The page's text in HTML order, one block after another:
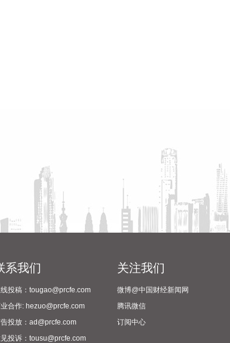
系我们
投稿：tougao@prcfe.com
合作: hezuo@prcfe.com
投放：ad@prcfe.com
投诉：tousu@prcfe.com
关注我们
微博@中国财经新闻网
腾讯微信
订阅中心